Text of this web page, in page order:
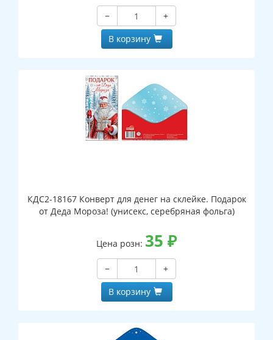
−
+
В корзину
КДС2-18167 Конверт для денег на склейке. Подарок
от Деда Мороза! (унисекс, серебряная фольга)
Цена розн: 35 ₽
−
+
В корзину